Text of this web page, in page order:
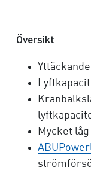
Översikt
Mycket